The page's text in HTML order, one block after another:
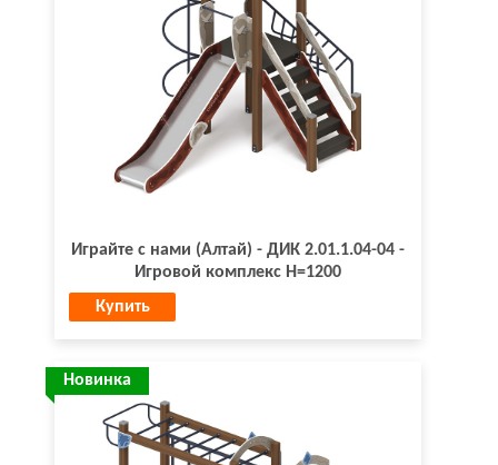
Играйте с нами (Алтай) - ДИК 2.01.1.04-04 -
Игровой комплекс H=1200
Купить
Новинка